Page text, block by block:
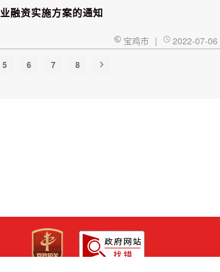
融资实施方案的通知
宝鸡市 | 2022-07-06
5 6 7 8